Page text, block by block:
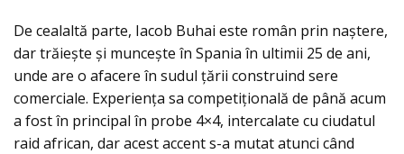
De cealaltă parte, Iacob Buhai este român prin naștere,
dar trăiește și muncește în Spania în ultimii 25 de ani,
unde are o afacere în sudul țării construind sere
comerciale. Experiența sa competițională de până acum
a fost în principal în probe 4×4, intercalate cu ciudatul
raid african, dar acest accent s-a mutat atunci când